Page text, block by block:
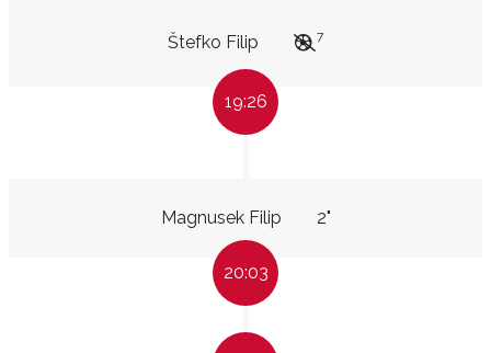
Štefko Filip 7
19:26
Magnusek Filip 2"
20:03